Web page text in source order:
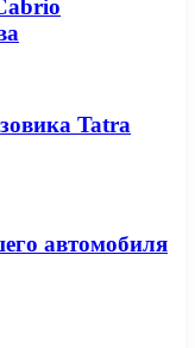
Tatra
автомобиля